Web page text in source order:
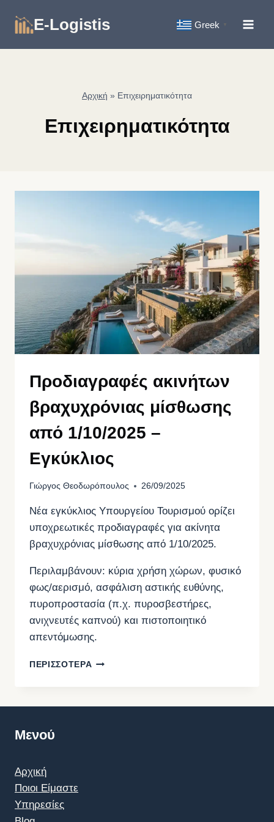
E-Logistis Greek ▼
Αρχική » Επιχειρηματικότητα
Επιχειρηματικότητα
Προδιαγραφές ακινήτων
βραχυχρόνιας μίσθωσης
από 1/10/2025 –
Εγκύκλιος
Γιώργος Θεοδωρόπουλος 26/09/2025
Νέα εγκύκλιος Υπουργείου Τουρισμού ορίζει
υποχρεωτικές προδιαγραφές για ακίνητα
βραχυχρόνιας μίσθωσης από 1/10/2025.
Περιλαμβάνουν: κύρια χρήση χώρων, φυσικό
φως/αερισμό, ασφάλιση αστικής ευθύνης,
πυροπροστασία (π.χ. πυροσβεστήρες,
ανιχνευτές καπνού) και πιστοποιητικό
απεντόμωσης.
ΠΕΡΙΣΣΟΤΕΡΑ ΠΡΟΔΙΑΓΡΑΦΈΣ
Μενού
Αρχική
Ποιοι Είμαστε
Υπηρεσίες